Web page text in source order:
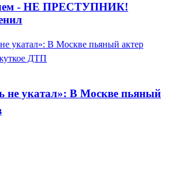
- НЕ ПРЕСТУПНИК!
не укатал»: В Москве пьяный